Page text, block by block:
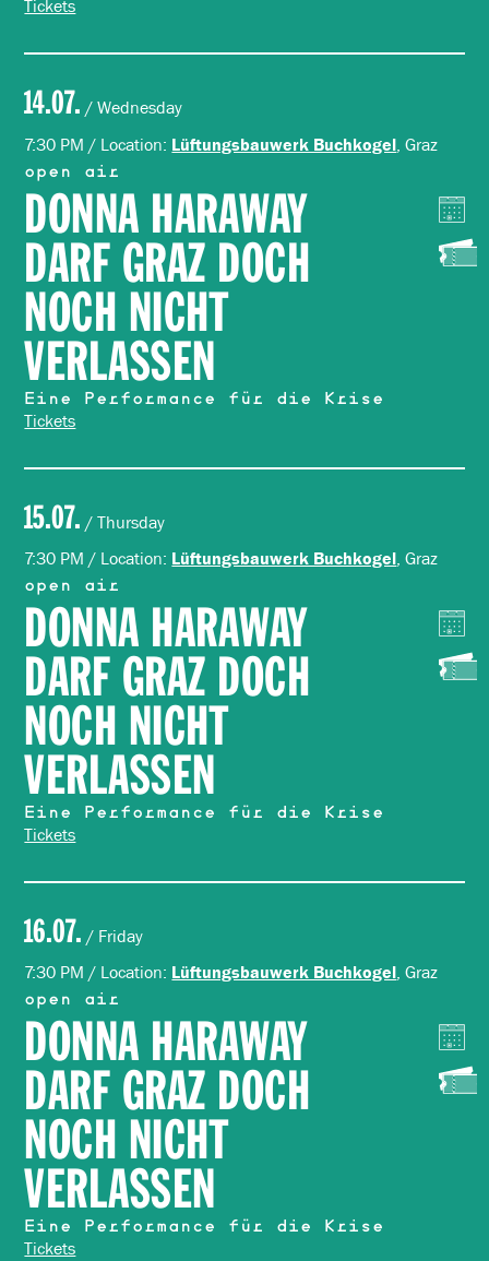
Tickets
14.07. / Wednesday
7:30 PM / Location: Lüftungsbauwerk Buchkogel, Graz
open air
DONNA HARAWAY
DARF GRAZ DOCH
NOCH NICHT
VERLASSEN
Eine Performance für die Krise
Tickets
15.07. / Thursday
7:30 PM / Location: Lüftungsbauwerk Buchkogel, Graz
open air
DONNA HARAWAY
DARF GRAZ DOCH
NOCH NICHT
VERLASSEN
Eine Performance für die Krise
Tickets
16.07. / Friday
7:30 PM / Location: Lüftungsbauwerk Buchkogel, Graz
open air
DONNA HARAWAY
DARF GRAZ DOCH
NOCH NICHT
VERLASSEN
Eine Performance für die Krise
Tickets